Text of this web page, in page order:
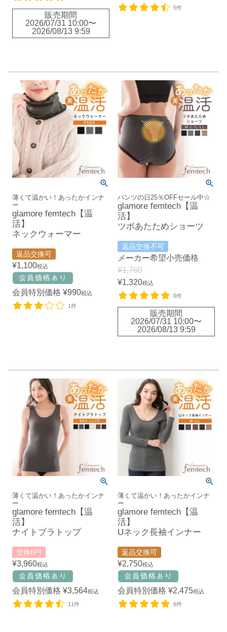
販売期間
2026/07/31 10:00〜
2026/08/13 9:59
5件
薄くて温かい！あったかインナ
ー
glamore femtech【温
活】
ネックウォーマー
返品交換可
¥1,100税込
会員特別価格 ¥990税込
1件
パンツの日25％OFFセール中☆
glamore femtech【温
活】
ツボあたためショーツ
返品交換不可
メーカー希望小売価格
¥1,760
¥1,320税込
6件
販売期間
2026/07/31 10:00〜
2026/08/13 9:59
薄くて温かい！あったかインナ
ー
glamore femtech【温
活】
ナイトブラトップ
交換0円
¥3,960税込
会員特別価格 ¥3,564税込
11件
薄くて温かい！あったかインナ
ー
glamore femtech【温
活】
Uネック長袖インナー
返品交換可
¥2,750税込
会員特別価格 ¥2,475税込
6件